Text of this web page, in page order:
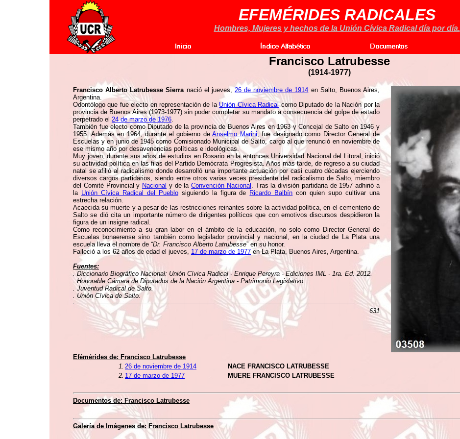
EFEMÉRIDES RADICALES
Hombres, Mujeres y hechos de la Unión Cívica Radical día por día.
Francisco Latrubesse
(1914-1977)
Francisco Alberto Latrubesse Sierranació el jueves, 26 de noviembre de 1914 en Salto, Buenos Aires,
Argentina.
Odontólogo que fue electo en representación de laUnión Cívica Radicalcomo Diputado de la Nación por la
provincia de Buenos Aires (1973-1977) sin poder completar su mandato a consecuencia del golpe de estado
perpetrado el 24 de marzo de 1976.
También fue electo como Diputado de la provincia de Buenos Aires en 1963 y Concejal de Salto en 1946 y
1955. Además en 1964, durante el gobierno deAnselmo Marini, fue designado como Director General de
Escuelas y en junio de 1945 como Comisionado Municipal de Salto, cargo al que renunció en noviembre de
ese mismo año por desavenencias políticas e ideológicas.
Muy joven, durante sus años de estudios en Rosario en la entonces Universidad Nacional del Litoral, inició
su actividad política en las filas del Partido Demócrata Progresista. Años más tarde, de regreso a su ciudad
natal se afilió al radicalismo donde desarrolló una importante actuación por casi cuatro décadas ejerciendo
diversos cargos partidarios, siendo entre otros varias veces presidente del radicalismo de Salto, miembro
del Comité Provincial y Nacional y de laConvención Nacional . Tras la división partidaria de 1957 adhirió a
la Unión Cívica Radical del Pueblosiguiendo la figura de Ricardo Balbín con quien supo cultivar una
estrecha relación.
Acaecida su muerte y a pesar de las restricciones reinantes sobre la actividad política, en el cementerio de
Salto se dió cita un importante número de dirigentes políticos que con emotivos discursos despidieron la
figura de un insigne radical.
Como reconocimiento a su gran labor en el ámbito de la educación, no solo como Director General de
Escuelas bonaerense sino también como legislador provincial y nacional, en la ciudad de La Plata una
escuela lleva el nombre de “Dr. Francisco Alberto Latrubesse” en su honor.
Falleció a los 62 años de edad el jueves, 17 de marzo de 1977 en La Plata, Buenos Aires, Argentina.
Fuentes:
. Diccionario Biográfico Nacional: Unión Cívica Radical - Enrique Pereyra - Ediciones IML - 1ra. Ed. 2012.
. Honorable Cámara de Diputados de la Nación Argentina - Patrimonio Legislativo.
. Juventud Radical de Salto.
. Unión Cívica de Salto.
631
Efémérides de: Francisco Latrubesse
1. 26 de noviembre de 1914
NACE FRANCISCO LATRUBESSE
2. 17 de marzo de 1977 MUERE FRANCISCO LATRUBESSE
Documentos de: Francisco Latrubesse
Galería de Imágenes de: Francisco Latrubesse